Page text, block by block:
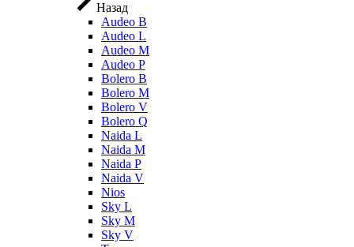
Назад
Audeo B
Audeo L
Audeo М
Audeo P
Bolero B
Bolero M
Bolero V
Bolero Q
Naida L
Naida M
Naida P
Naida V
Nios
Sky L
Sky M
Sky V